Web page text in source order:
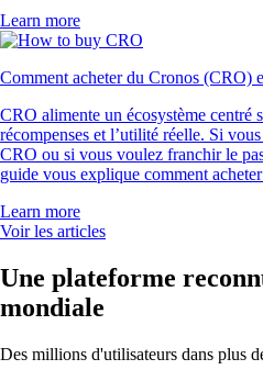
Learn more
Comment acheter du Cronos (CRO)
CRO alimente un écosystème centré
récompenses et l’utilité réelle. Si
CRO ou si vous voulez franchir le
guide vous explique comment
Learn more
Voir les articles
Une plateforme
mondiale
Des millions d'utilisateurs dans plus